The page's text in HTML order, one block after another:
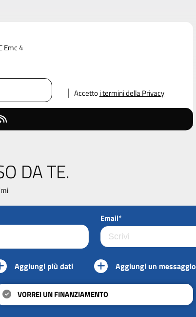
Emc 4
Accettoi termini della Privacy
DA TE.
Email*
Aggiungi più dati Aggiungi un messaggio
VORREI UN FINANZIAMENTO